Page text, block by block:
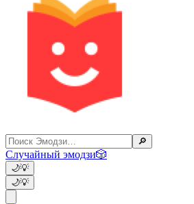
🔎
Случайный эмодзи🎲
🌙💡
🌙💡